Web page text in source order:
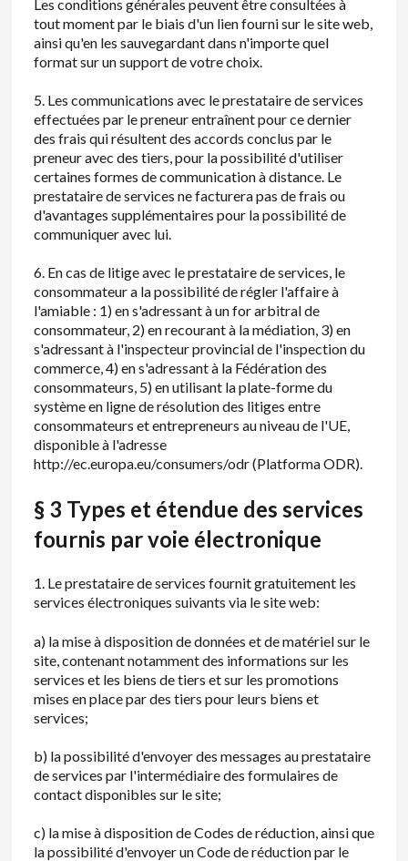
Les conditions générales peuvent être consultées à
tout moment par le biais d'un lien fourni sur le site web,
ainsi qu'en les sauvegardant dans n'importe quel
format sur un support de votre choix.
5. Les communications avec le prestataire de services
effectuées par le preneur entraînent pour ce dernier
des frais qui résultent des accords conclus par le
preneur avec des tiers, pour la possibilité d'utiliser
certaines formes de communication à distance. Le
prestataire de services ne facturera pas de frais ou
d'avantages supplémentaires pour la possibilité de
communiquer avec lui.
6. En cas de litige avec le prestataire de services, le
consommateur a la possibilité de régler l'affaire à
l'amiable : 1) en s'adressant à un for arbitral de
consommateur, 2) en recourant à la médiation, 3) en
s'adressant à l'inspecteur provincial de l'inspection du
commerce, 4) en s'adressant à la Fédération des
consommateurs, 5) en utilisant la plate-forme du
système en ligne de résolution des litiges entre
consommateurs et entrepreneurs au niveau de l'UE,
disponible à l'adresse
http://ec.europa.eu/consumers/odr (Platforma ODR).
§ 3 Types et étendue des services
fournis par voie électronique
1. Le prestataire de services fournit gratuitement les
services électroniques suivants via le site web:
a) la mise à disposition de données et de matériel sur le
site, contenant notamment des informations sur les
services et les biens de tiers et sur les promotions
mises en place par des tiers pour leurs biens et
services;
b) la possibilité d'envoyer des messages au prestataire
de services par l'intermédiaire des formulaires de
contact disponibles sur le site;
c) la mise à disposition de Codes de réduction, ainsi que
la possibilité d'envoyer un Code de réduction par le